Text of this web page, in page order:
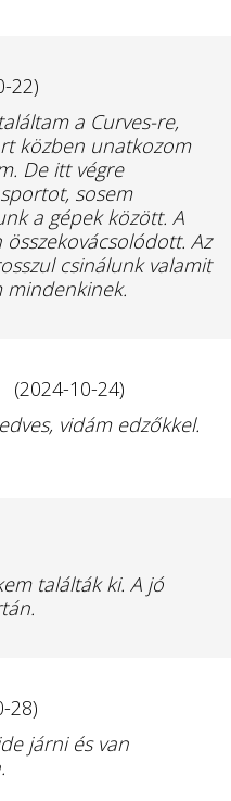
22)
a Curves-re,
közben unatkozom
De itt végre
sosem
a gépek között. A
Az
csinálunk valamit
mindenkinek.
(2024-10-24)
vidám edzőkkel.
találták ki. A jó
28)
járni és van